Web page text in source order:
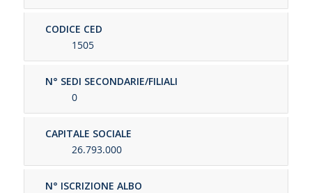
CODICE CED
1505
N° SEDI SECONDARIE/FILIALI
0
CAPITALE SOCIALE
26.793.000
N° ISCRIZIONE ALBO